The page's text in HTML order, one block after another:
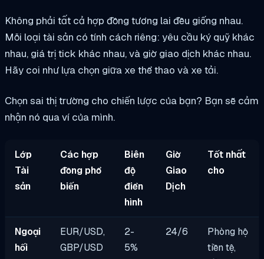
Không phải tất cả hợp đồng tương lai đều giống nhau.
Mỗi loại tài sản có tính cách riêng: yêu cầu ký quỹ khác
nhau, giá trị tick khác nhau, và giờ giao dịch khác nhau.
Hãy coi như lựa chọn giữa xe thể thao và xe tải.
Chọn sai thị trường cho chiến lược của bạn? Bạn sẽ cảm
nhận nó qua ví của mình.
Lớp
Tài
sản
Các hợp
đồng phổ
biến
Biên
độ
điển
hình
Giờ
Giao
Dịch
Tốt nhất
cho
Ngoại
hối
EUR/USD,
GBP/USD
2-
5%
24/6
Phòng hộ
tiền tệ,